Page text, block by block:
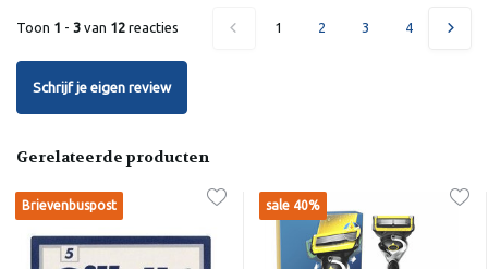
Toon 1 - 3 van 12 reacties 1 2 3 4
Schrijf je eigen review
Gerelateerde producten
Brievenbuspost sale 40%